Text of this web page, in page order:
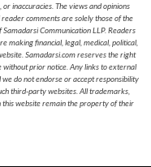
inaccuracies. The views and opinions
comments are solely those of the
Communication LLP. Readers
making financial, legal, medical, political,
Samadarsi.com reserves the right
prior notice. Any links to external
do not endorse or accept responsibility
third-party websites. All trademarks,
this website remain the property of their